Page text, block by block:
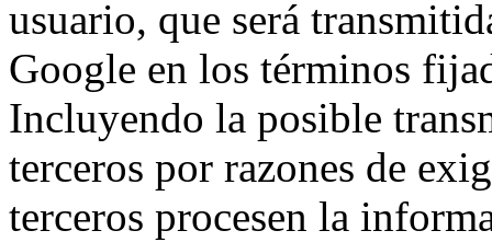
usuario, que será
Google en los términos
Incluyendo la posible
terceros por razones de
terceros procesen la